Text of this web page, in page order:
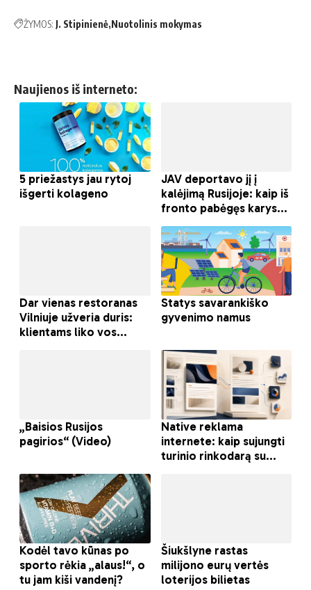
ŽYMOS: J. Stipinienė Nuotolinis mokymas
Naujienos iš interneto: